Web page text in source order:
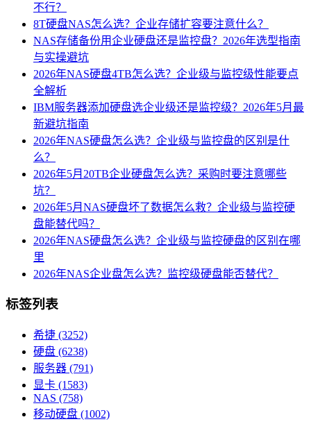
不行？
8T硬盘NAS怎么选？企业存储扩容要注意什么？
NAS存储备份用企业硬盘还是监控盘？2026年选型指南
与实操避坑
2026年NAS硬盘4TB怎么选？企业级与监控级性能要点
全解析
IBM服务器添加硬盘选企业级还是监控级？2026年5月最
新避坑指南
2026年NAS硬盘怎么选？企业级与监控盘的区别是什
么？
2026年5月20TB企业硬盘怎么选？采购时要注意哪些
坑？
2026年5月NAS硬盘坏了数据怎么救？企业级与监控硬
盘能替代吗？
2026年NAS硬盘怎么选？企业级与监控硬盘的区别在哪
里
2026年NAS企业盘怎么选？监控级硬盘能否替代？
标签列表
希捷 (3252)
硬盘 (6238)
服务器 (791)
显卡 (1583)
NAS (758)
移动硬盘 (1002)